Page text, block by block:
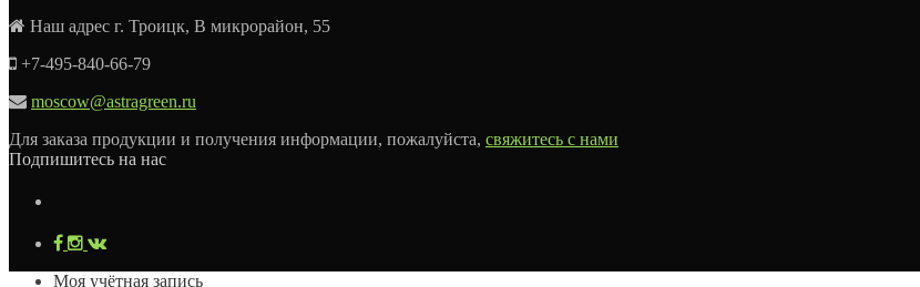
Наш адрес г. Троицк, В микрорайон, 55
+7-495-840-66-79
moscow@astragreen.ru
Для заказа продукции и получения информации, пожалуйста, свяжитесь с нами
Подпишитесь на нас
Моя учётная запись